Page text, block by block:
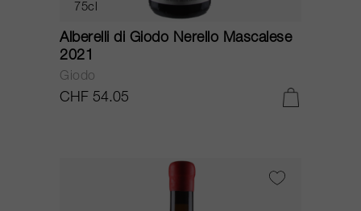
75cl
Alberelli di Giodo Nerello Mascalese
2021
Giodo
CHF 54.05